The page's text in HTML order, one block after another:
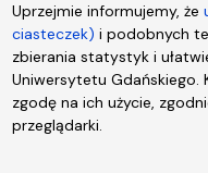
Uprzejmie informujemy, że
ciasteczek) i podobnych
zbierania statystyk i
Uniwersytetu Gdańskiego.
zgodę na ich użycie,
przeglądarki.